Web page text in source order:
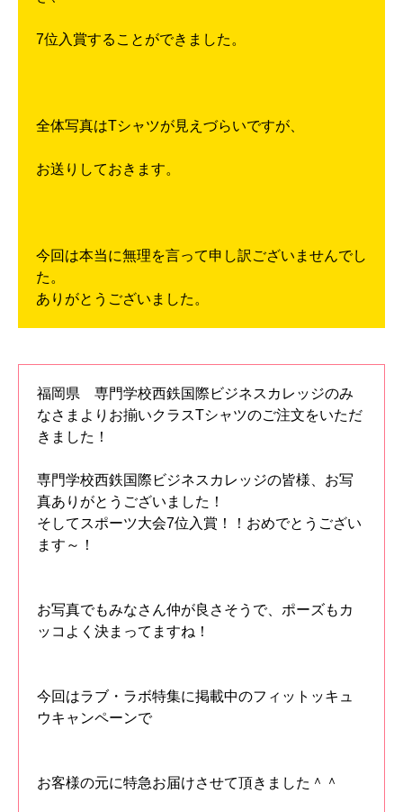
7位入賞することができました。
全体写真はTシャツが見えづらいですが、
お送りしておきます。
今回は本当に無理を言って申し訳ございませんでし
た。
ありがとうございました。
福岡県 専門学校西鉄国際ビジネスカレッジのみ
なさまよりお揃いクラスTシャツのご注文をいただ
きました！
専門学校西鉄国際ビジネスカレッジの皆様、お写
真ありがとうございました！
そしてスポーツ大会7位入賞！！おめでとうござい
ます～！
お写真でもみなさん仲が良さそうで、ポーズもカ
ッコよく決まってますね！
今回はラブ・ラボ特集に掲載中のフィットッキュ
ウキャンペーンで
お客様の元に特急お届けさせて頂きました＾＾